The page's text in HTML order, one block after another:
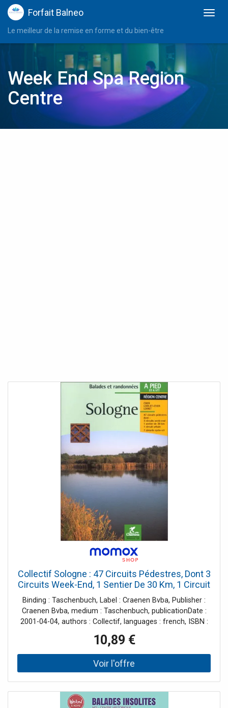
Forfait Balneo
Le meilleur de la remise en forme et du bien-être
Week End Spa Region
Centre
Collectif Sologne : 47 Circuits Pédestres, Dont 3
Circuits Week-End, 1 Sentier De 30 Km, 1 Circuit
Urbain, 7 Circuits Cyclo-Vtt : Région Centre,
Cher, Loir-Et-Cher, Loiret
Binding : Taschenbuch, Label : Craenen Bvba, Publisher :
Craenen Bvba, medium : Taschenbuch, publicationDate :
2001-04-04, authors : Collectif, languages : french, ISBN :
10,89 €